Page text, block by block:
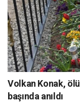
Volkan Konak,
başında anıldı